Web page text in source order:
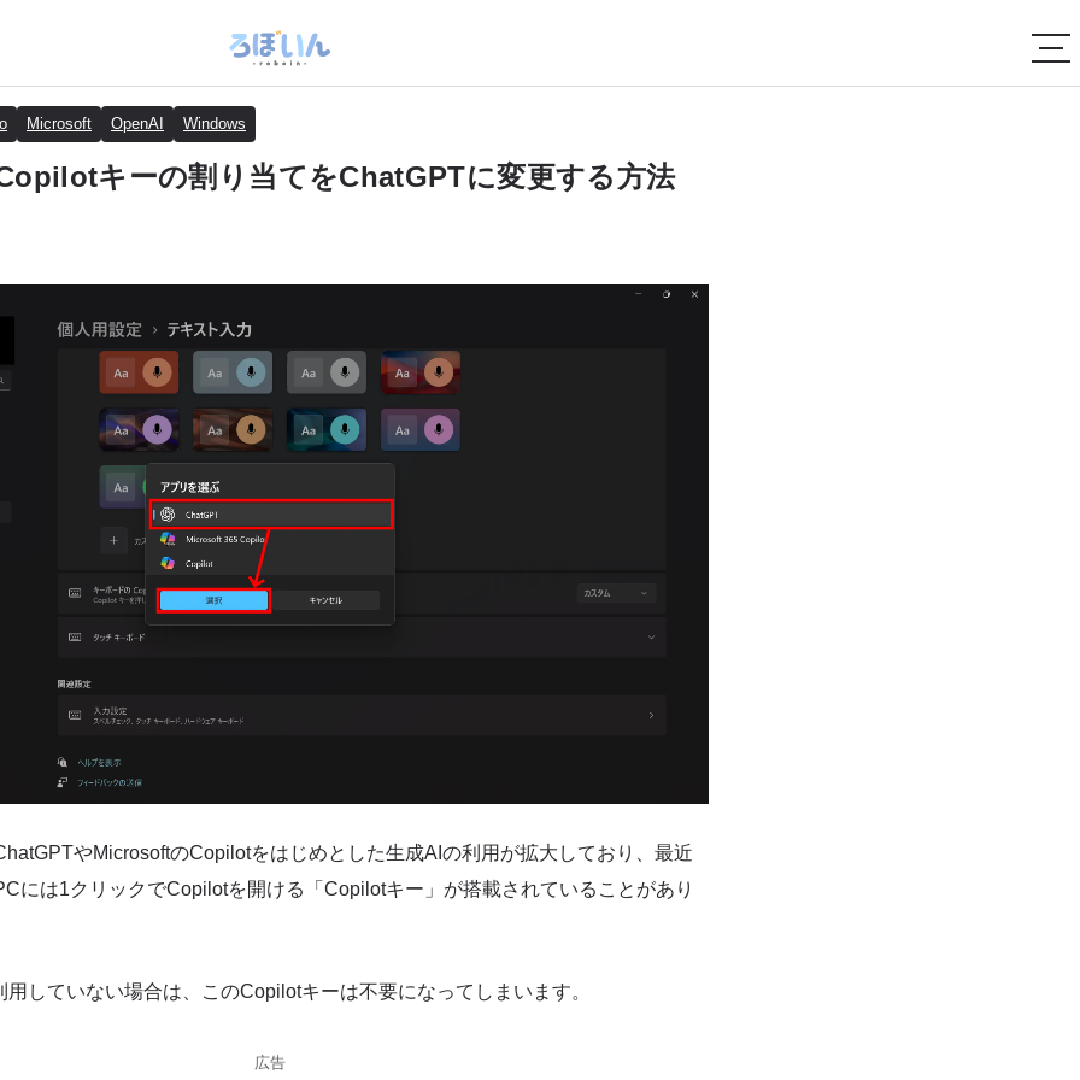
Microsoft OpenAI Windows
キーの割り当てをChatGPTに変更する方法
やMicrosoftのCopilotをはじめとした生成AIの利用が拡大しており、最近
には1クリックでCopilotを開ける「Copilotキー」が搭載されていることがあり
していない場合は、このCopilotキーは不要になってしまいます。
広告